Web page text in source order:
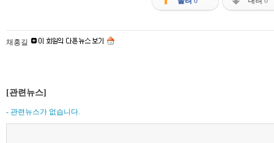
채홍길
[관련뉴스]
- 관련뉴스가 없습니다.